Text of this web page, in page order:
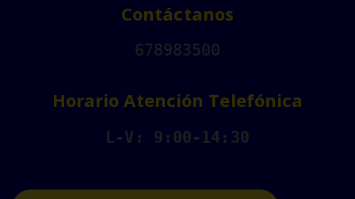
Contáctanos
678983500
Horario Atención Telefónica
L-V: 9:00-14:30